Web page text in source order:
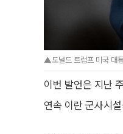
▲도널드 트럼프 미국 대
이번 발언은 지난
연속 이란 군사시